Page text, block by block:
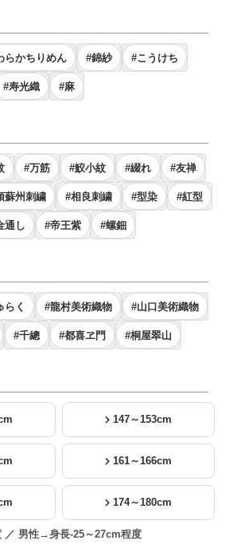
らかちりめん #錦紗 #こうけち
#寿光織 #麻
#万筋 #鮫小紋 #綴れ #友禅
蘇州刺繍 #相良刺繍 #型染 #紅型
通し #帝王紫 #螺鈿
らく #龍村美術織物 #山口美術織物
#千總 #都喜ヱ門 #桐屋翠山
147～153cm
161～166cm
174～180cm
男性→身長-25～27cm程度